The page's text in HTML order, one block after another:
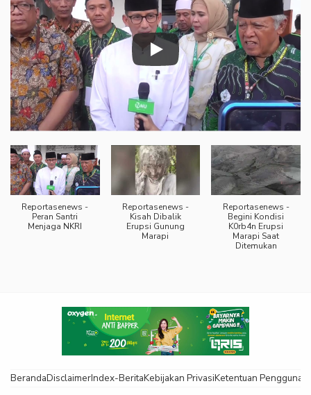
Reportasenews -
Peran Santri
Menjaga NKRI
Reportasenews -
Kisah Dibalik
Erupsi Gunung
Marapi
Reportasenews -
Begini Kondisi
K0rb4n Erupsi
Marapi Saat
Ditemukan
BerandaDisclaimerIndex-BeritaKebijakan PrivasiKetentuan Pengguna